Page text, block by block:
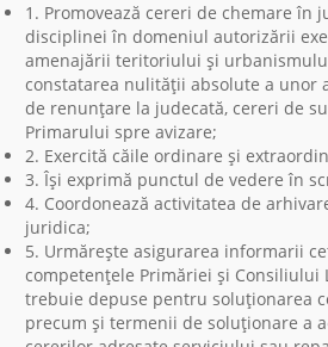
1. Promovează cereri de chemare
disciplinei în domeniul autorizării
amenajării teritoriului și
constatarea nulităţii absolute a unor
de renunţare la judecată, cereri de
Primarului spre avizare;
2. Exercită căile ordinare şi
3. Îşi exprimă punctul de vedere în
4. Coordonează activitatea de
juridica;
5. Urmăreşte asigurarea informarii
competenţele Primăriei şi
trebuie depuse pentru soluţionarea
precum şi termenii de soluţionare a